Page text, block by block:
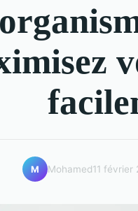
M Mohamed11 février